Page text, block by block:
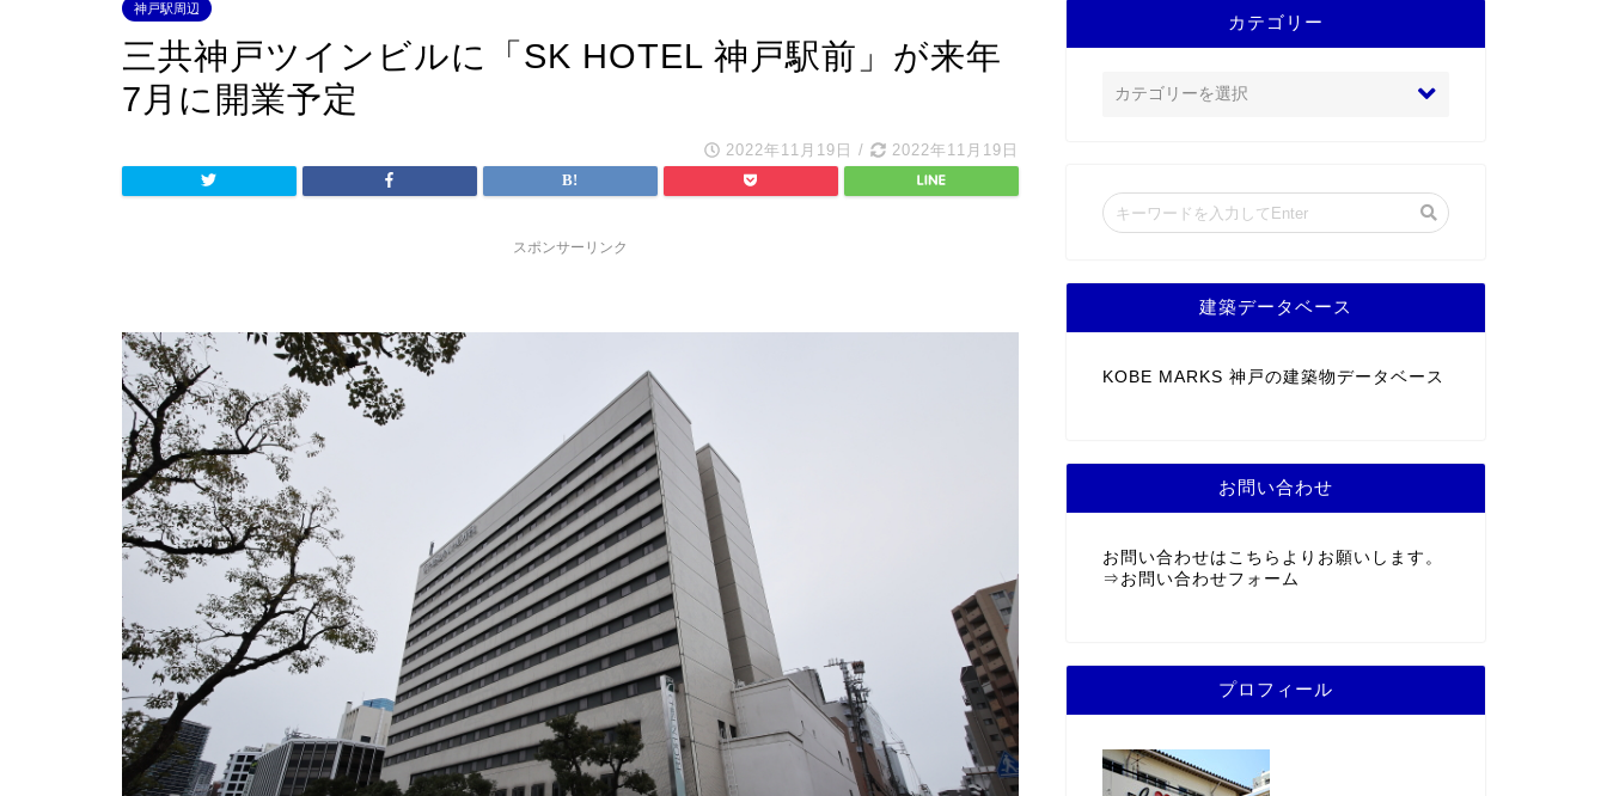
神戸駅周辺
三共神戸ツインビルに「SK HOTEL 神戸駅前」が来年
7月に開業予定
2022年11月19日 / 2022年11月19日
スポンサーリンク
カテゴリー
建築データベース
KOBE MARKS 神戸の建築物データベース
お問い合わせ
お問い合わせはこちらよりお願いします。
⇒ お問い合わせフォーム
プロフィール